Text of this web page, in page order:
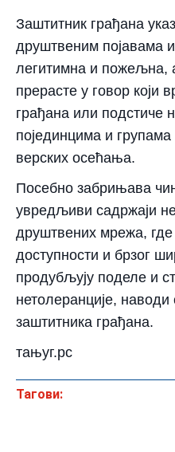
Заштитник грађана
друштвеним појавама и
легитимна и пожељна,
прерасте у говор који
грађана или подстиче
појединцима и
верских осећања.
Посебно забрињава
увредљиви садржаји
друштвених мрежа,
доступности и брзог
продубљују поделе и
нетолеранције,
заштитника грађана.
тањуг.рс
Тагови: